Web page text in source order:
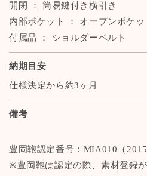
開閉 ： 簡易鍵付き横引き
内部ポケット ： オープンポケッ
付属品 ： ショルダーベルト
納期目安
仕様決定から約3ヶ月
備考
豊岡鞄認定番号：MIA010（
※豊岡鞄は認定の際、素材登録